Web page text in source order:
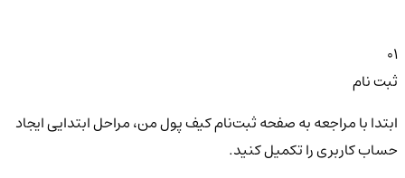
01
ثبت نام
ابتدا با مراجعه به صفحه ثبت‌نام کیف‌ پول من، مراحل ابتدایی ایجاد
حساب کاربری را تکمیل کنید.